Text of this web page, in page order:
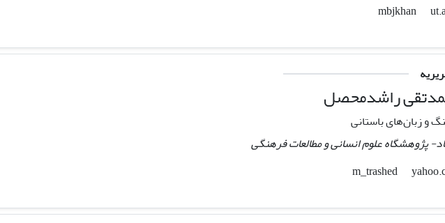
راشدمحصل
و زبان‌های باستانی
پژوهشگاه علوم انسانی و مطالعات فرهنگی